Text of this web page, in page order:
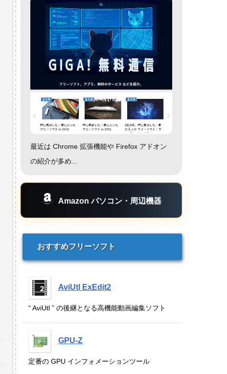
最近は Chrome 拡張機能や Firefox アドオン
の紹介が多め...
Amazon パソコン・周辺機器
おすすめフリーソフト
AviUtl ExEdit2
“ AviUtl ” の後継となる高機能動画編集ソフト
GPU-Z
定番の GPU インフォメーションツール